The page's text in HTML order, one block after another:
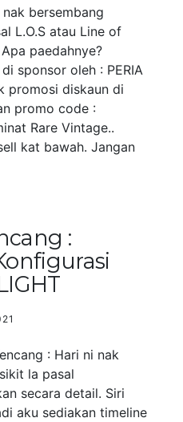
bersembang
L.O.S atau Line of
paedahnye?
sponsor oleh : PERIA
promosi diskaun di
promo code :
Rare Vintage..
kat bawah. Jangan
:
: Hari ni nak
la pasal
secara detail. Siri
aku sediakan timeline